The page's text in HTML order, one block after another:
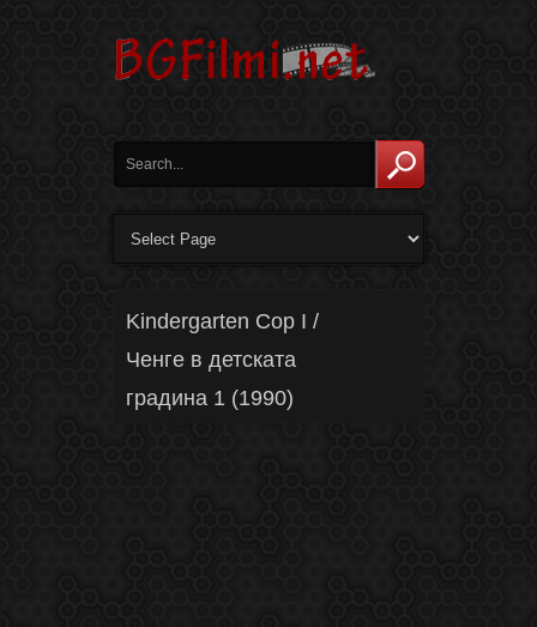
Kindergarten Cop I /
Ченге в детската
градина 1 (1990)